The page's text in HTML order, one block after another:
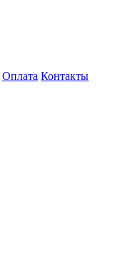
Оплата Контакты